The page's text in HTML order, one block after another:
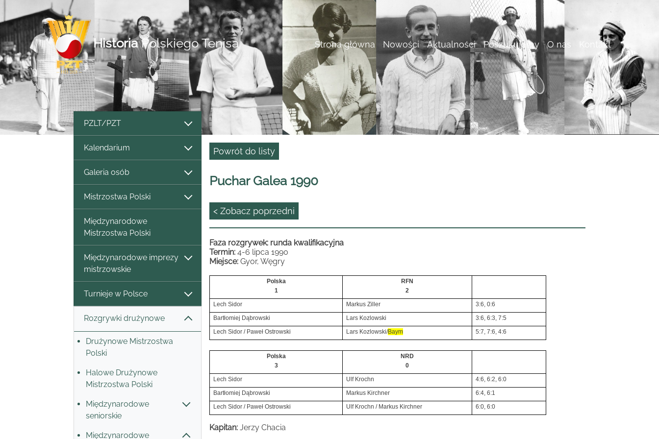
HistoriaPolskiego Tenisa Strona główna Nowości Aktualności Poszukujemy O nas Kontakt
PZLT/PZT
Kalendarium
Galeria osób
Mistrzostwa Polski
Międzynarodowe
Mistrzostwa Polski
Międzynarodowe imprezy
mistrzowskie
Turnieje w Polsce
Rozgrywki drużynowe
Drużynowe Mistrzostwa
Polski
Halowe Drużynowe
Mistrzostwa Polski
Międzynarodowe
seniorskie
Międzynarodowe
Powrót do listy
Puchar Galea 1990
< Zobacz poprzedni
Faza rozgrywek: runda kwalifikacyjna
Termin: 4-6 lipca 1990
Miejsce: Gyor, Węgry
Polska
1
RFN
2
Lech Sidor
Markus Ziller
3:6, 0:6
Bartłomiej Dąbrowski
Lars Kozlowski
3:6, 6:3, 7:5
Lech Sidor / Paweł Ostrowski
Lars Kozlowski/Baym 5:7, 7:6, 4:6
Polska
3
NRD
0
Lech Sidor
Ulf Krochn
4:6, 6:2, 6:0
Bartłomiej Dąbrowski
Markus Kirchner
6:4, 6:1
Lech Sidor / Paweł Ostrowski
Ulf Krochn / Markus Kirchner 6:0, 6:0
Kapitan: Jerzy Chacia